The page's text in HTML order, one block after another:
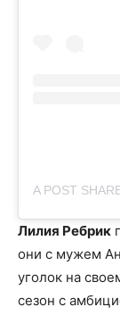
Лилия Ребрик
они с мужем
уголок на
сезон с